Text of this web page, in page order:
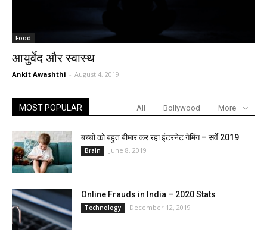
Food
आयुर्वेद और स्वास्थ
Ankit Awashthi - August 4, 2019
MOST POPULAR All Bollywood More
बच्चो को बहुत बीमार कर रहा इंटरनेट गेमिंग – सर्वे 2019
Brain June 8, 2019
Online Frauds in India – 2020 Stats
Technology December 12, 2019